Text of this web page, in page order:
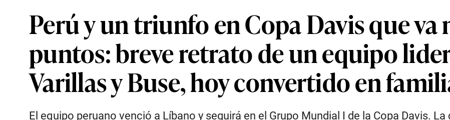
Perú y un triunfo en Copa Davis que va
puntos: breve retrato de un equipo
Varillas y Buse, hoy convertido en
El equipo peruano venció a Líbano y seguirá en el Grupo Mundial I de la Copa Davis.